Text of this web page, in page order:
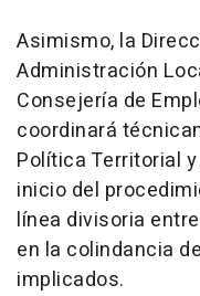
Asimismo, la
Administración
Consejería de
coordinará
Política Territorial
inicio del
línea divisoria
en la colindancia
implicados.